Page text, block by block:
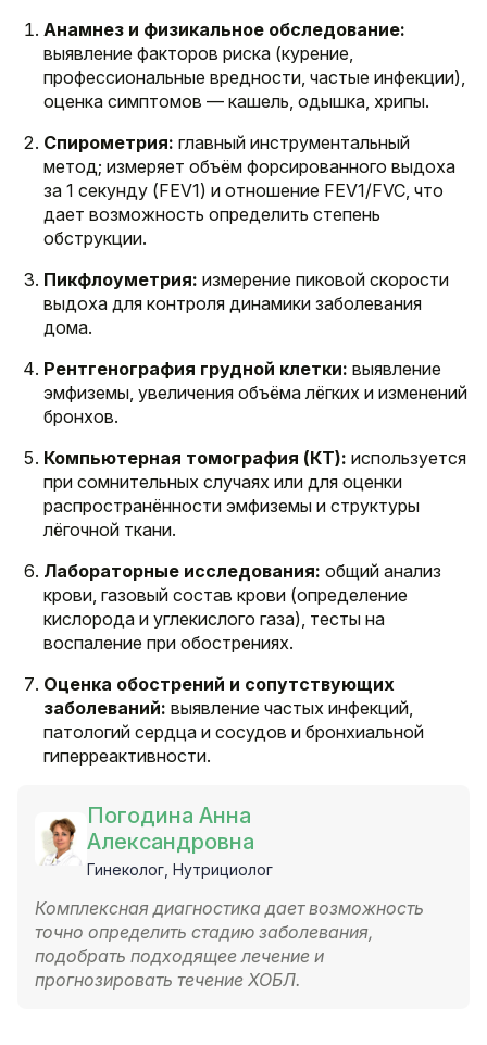
Анамнез и физикальное обследование:
выявление факторов риска (курение,
профессиональные вредности, частые инфекции),
оценка симптомов — кашель, одышка, хрипы.
Спирометрия: главный инструментальный
метод; измеряет объём форсированного выдоха
за 1 секунду (FEV1) и отношение FEV1/FVC, что
дает возможность определить степень
обструкции.
Пикфлоуметрия: измерение пиковой скорости
выдоха для контроля динамики заболевания
дома.
Рентгенография грудной клетки: выявление
эмфиземы, увеличения объёма лёгких и изменений
бронхов.
Компьютерная томография (КТ): используется
при сомнительных случаях или для оценки
распространённости эмфиземы и структуры
лёгочной ткани.
Лабораторные исследования: общий анализ
крови, газовый состав крови (определение
кислорода и углекислого газа), тесты на
воспаление при обострениях.
Оценка обострений и сопутствующих
заболеваний: выявление частых инфекций,
патологий сердца и сосудов и бронхиальной
гиперреактивности.
Погодина Анна
Александровна
Гинеколог, Нутрициолог
Комплексная диагностика дает возможность
точно определить стадию заболевания,
подобрать подходящее лечение и
прогнозировать течение ХОБЛ.